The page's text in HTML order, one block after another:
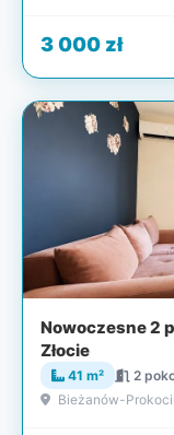
3 000 zł
Nowoczesne 2
Złocie
41 m² 2
Bieżanów-